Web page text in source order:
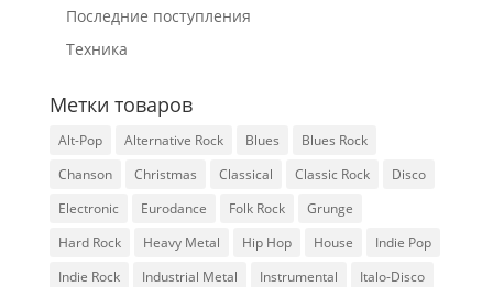
Последние поступления
Техника
Метки товаров
Alt-Pop Alternative Rock Blues
Blues Rock
Chanson
Christmas Classical Classic Rock
Disco
Electronic
Eurodance Folk Rock
Grunge
Hard Rock
Heavy Metal Hip Hop House
Indie Pop
Indie Rock
Industrial Metal Instrumental
Italo-Disco